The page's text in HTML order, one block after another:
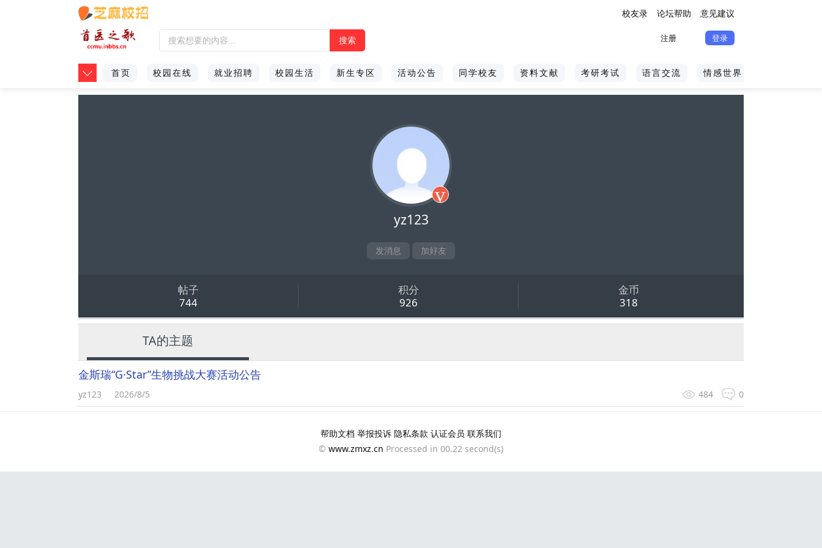
校友录 论坛帮助 意见建议
注册 登录
首页 校园在线 就业招聘 校园生活 新生专区 活动公告 同学校友 资料文献 考研考试 语言交流 情感世界
v
yz123
发消息 加好友
帖子
744
积分
926
金币
318
TA的主题
金斯瑞“G·Star”生物挑战大赛活动公告
0
484
yz123 2026/8/5
帮助文档 举报投诉 隐私条款 认证会员 联系我们
© www.zmxz.cn Processed in 00.22 second(s)